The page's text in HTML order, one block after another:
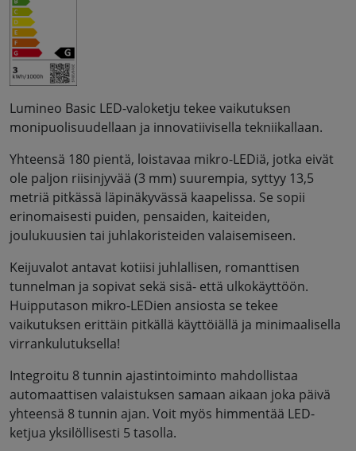
Lumineo Basic LED-valoketju tekee vaikutuksen
monipuolisuudellaan ja innovatiivisella tekniikallaan.
Yhteensä 180 pientä, loistavaa mikro-LEDiä, jotka eivät
ole paljon riisinjyvää (3 mm) suurempia, syttyy 13,5
metriä pitkässä läpinäkyvässä kaapelissa. Se sopii
erinomaisesti puiden, pensaiden, kaiteiden,
joulukuusien tai juhlakoristeiden valaisemiseen.
Keijuvalot antavat kotiisi juhlallisen, romanttisen
tunnelman ja sopivat sekä sisä- että ulkokäyttöön.
Huipputason mikro-LEDien ansiosta se tekee
vaikutuksen erittäin pitkällä käyttöiällä ja minimaalisella
virrankulutuksella!
Integroitu 8 tunnin ajastintoiminto mahdollistaa
automaattisen valaistuksen samaan aikaan joka päivä
yhteensä 8 tunnin ajan. Voit myös himmentää LED-
ketjua yksilöllisesti 5 tasolla.